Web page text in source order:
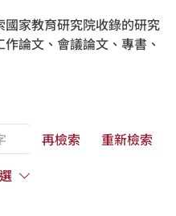
家教育研究院收錄的研究
論文、會議論文、專書、
再檢索
重新檢索